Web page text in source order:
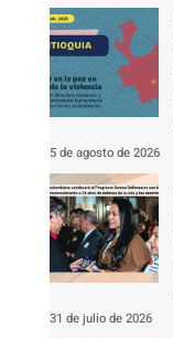
5 de agosto de 2026
31 de julio de 2026